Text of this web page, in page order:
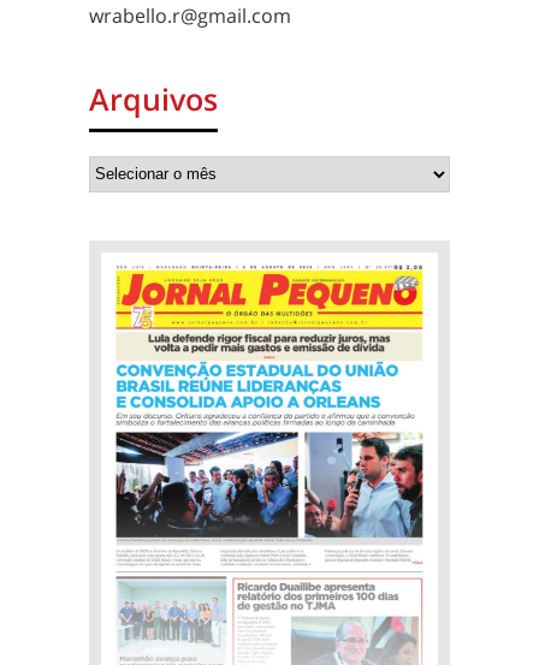
wrabello.r@gmail.com
Arquivos